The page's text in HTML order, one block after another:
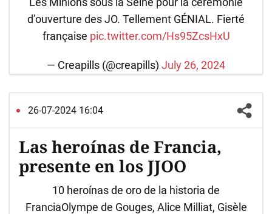
d’ouverture des JO. Tellement GÉNIAL. Fierté
française pic.twitter.com/Hs95ZcsHxU
— Creapills (@creapills) July 26, 2024
26-07-2024 16:04
Las heroínas de Francia,
presente en los JJOO
10 heroínas de oro de la historia de
FranciaOlympe de Gouges, Alice Milliat, Gisèle